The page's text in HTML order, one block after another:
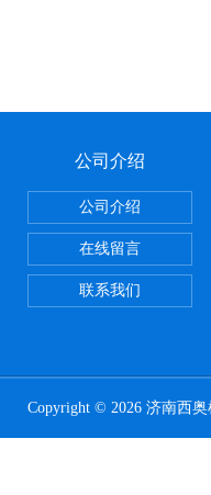
公司介绍
公司介绍
在线留言
联系我们
Copyright © 2026 济南西